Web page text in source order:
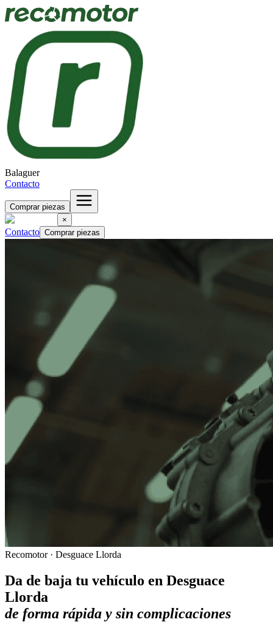
Balaguer
Contacto
Comprar piezas
×
Contacto Comprar piezas
Recomotor · Desguace Llorda
Da de baja tu vehículo en Desguace
Llorda
de forma rápida y sin complicaciones